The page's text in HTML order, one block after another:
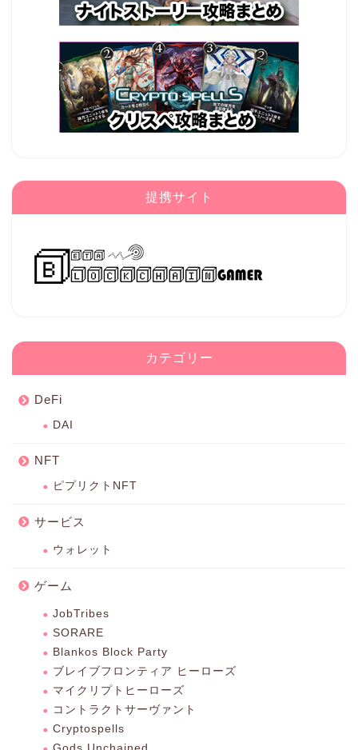
提携サイト
カテゴリー
DeFi
DAI
NFT
ピプリクトNFT
サービス
ウォレット
ゲーム
JobTribes
SORARE
Blankos Block Party
ブレイブフロンティア ヒーローズ
マイクリプトヒーローズ
コントラクトサーヴァント
Cryptospells